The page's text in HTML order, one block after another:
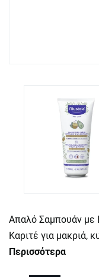
Απαλό Σαμπουάν με
Καριτέ για μακριά,
Περισσότερα